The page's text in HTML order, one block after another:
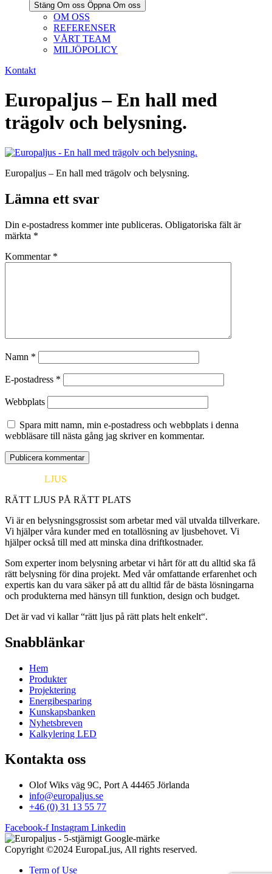
Stäng Om oss Öppna Om oss
OM OSS
REFERENSER
VÅRT TEAM
MILJÖPOLICY
Kontakt
Europaljus – En hall med
trägolv och belysning.
Europaljus – En hall med trägolv och belysning.
Lämna ett svar
Din e-postadress kommer inte publiceras. Obligatoriska fält är
märkta *
Kommentar *
Namn *
E-postadress *
Webbplats
Spara mitt namn, min e-postadress och webbplats i denna
webbläsare till nästa gång jag skriver en kommentar.
LJUS
RÄTT LJUS PÅ RÄTT PLATS
Vi är en belysningsgrossist som arbetar med väl utvalda tillverkare.
Vi hjälper våra kunder med en totallösning av ljusbehovet. Vi
hjälper också till med att minska dina driftkostnader.
Som experter inom belysning arbetar vi hårt för att du alltid ska få
rätt belysning för dina projekt. Med vår omfattande erfarenhet och
expertis kan du vara säker på att du alltid får de bästa lösningarna
och produkterna med hänsyn till funktion, design och budget.
Det är vad vi kallar “rätt ljus på rätt plats helt enkelt“.
Snabblänkar
Hem
Produkter
Projektering
Energibesparing
Kunskapsbanken
Nyhetsbreven
Kalkylering LED
Kontakta oss
Olof Wiks väg 9C, Port A 44465 Jörlanda
info@europaljus.se
+46 (0) 31 13 55 77
Facebook-f Instagram Linkedin
Copyright ©2024 EuropaLjus, All rights reserved.
Term of Use